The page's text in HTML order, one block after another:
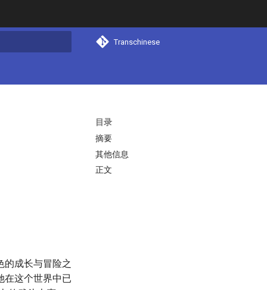
Transchinese
目录
摘要
其他信息
正文
的成长与冒险之
在这个世界中已